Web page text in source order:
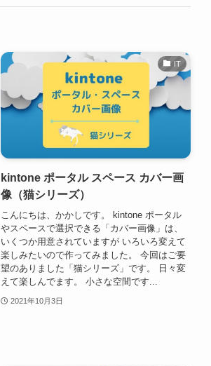
IT
kintone ポータル スペース カバー画
像（猫シリーズ）
こんにちは、かかしです。 kintone ポータル
やスペースで選択できる「カバー画像」は、
いくつか用意されていますが いろいろ変えて
楽しみたいので作ってみました。 今回はご要
望のありました「猫シリーズ」です。 日々変
えて楽しんでます。 小さな空間です...
2021年10月3日